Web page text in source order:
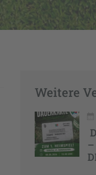
Weitere